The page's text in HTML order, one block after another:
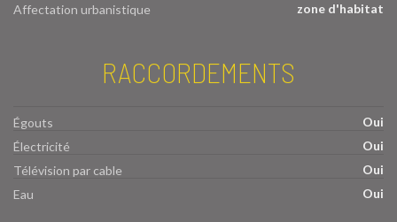
Affectation urbanistique
zone d'habitat
RACCORDEMENTS
Égouts
Oui
Électricité
Oui
Télévision par cable
Oui
Eau
Oui